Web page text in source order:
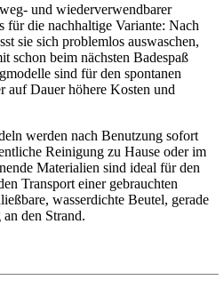
und wiederverwendbarer
die nachhaltige Variante: Nach
sie sich problemlos auswaschen,
schon beim nächsten Badespaß
sind für den spontanen
auf Dauer höhere Kosten und
werden nach Benutzung sofort
Reinigung zu Hause oder im
Materialien sind ideal für den
Transport einer gebrauchten
wasserdichte Beutel, gerade
den Strand.